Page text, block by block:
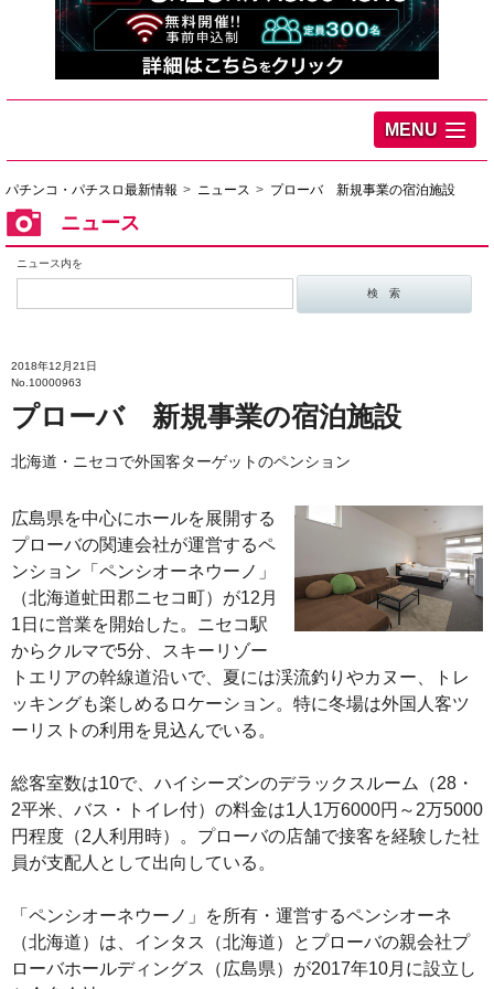
MENU
パチンコ・パチスロ最新情報 ニュース プローバ 新規事業の宿泊施設
ニュース
ニュース内を
2018年12月21日
No.10000963
プローバ 新規事業の宿泊施設
北海道・ニセコで外国客ターゲットのペンション
広島県を中心にホールを展開する
プローバの関連会社が運営するペ
ンション「ペンシオーネウーノ」
（北海道虻田郡ニセコ町）が12月
1日に営業を開始した。ニセコ駅
からクルマで5分、スキーリゾー
トエリアの幹線道沿いで、夏には渓流釣りやカヌー、トレ
ッキングも楽しめるロケーション。特に冬場は外国人客ツ
ーリストの利用を見込んでいる。
総客室数は10で、ハイシーズンのデラックスルーム（28・
2平米、バス・トイレ付）の料金は1人1万6000円～2万5000
円程度（2人利用時）。プローバの店舗で接客を経験した社
員が支配人として出向している。
「ペンシオーネウーノ」を所有・運営するペンシオーネ
（北海道）は、インタス（北海道）とプローバの親会社プ
ローバホールディングス（広島県）が2017年10月に設立し